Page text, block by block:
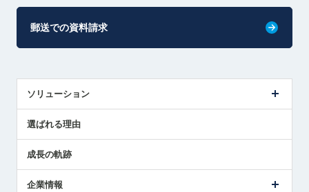
郵送での資料請求
ソリューション
解決策提案
選ばれる理由
成長の軌跡
企業情報